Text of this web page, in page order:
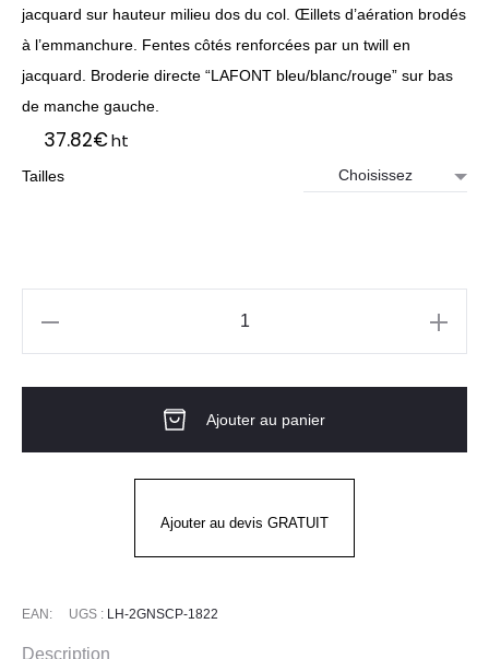
jacquard sur hauteur milieu dos du col. Œillets d’aération brodés
à l’emmanchure. Fentes côtés renforcées par un twill en
jacquard. Broderie directe “LAFONT bleu/blanc/rouge” sur bas
de manche gauche.
37.82€ht
Tailles
cuisine
Ajouter au panier
Ajouter au devis GRATUIT
EAN: UGS : LH-2GNSCP-1822
Description